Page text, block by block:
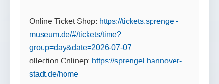
Online Ticket Shop: https://tickets.sprengel-
museum.de/#/tickets/time?
group=day&date=2026-07-07
ollection Onlinep: https://sprengel.hannover-
stadt.de/home